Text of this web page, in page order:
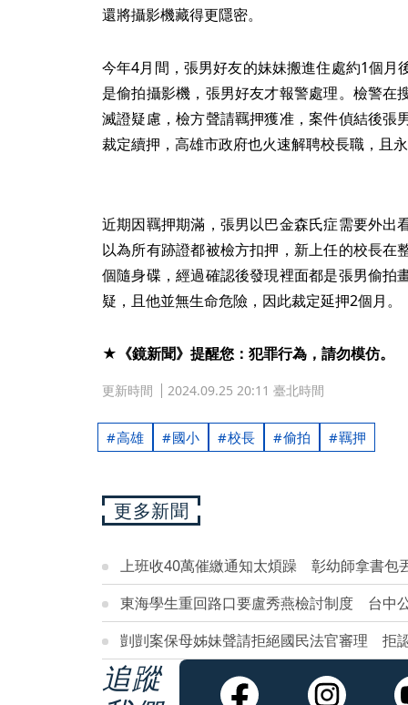
還將攝影機藏得更隱密。
今年4月間，張男好友的妹妹搬進住處約1個月
是偷拍攝影機，張男好友才報警處理。檢警在
滅證疑慮，檢方聲請羈押獲准，案件偵結後張
裁定續押，高雄市政府也火速解聘校長職，且
近期因羈押期滿，張男以巴金森氏症需要外出
以為所有跡證都被檢方扣押，新上任的校長在
個隨身碟，經過確認後發現裡面都是張男偷拍
疑，且他並無生命危險，因此裁定延押2個月。
★《鏡新聞》提醒您：犯罪行為，請勿模仿。
更新時間 2024.09.25 20:11 臺北時間
高雄 國小 校長 偷拍 羈押
更多新聞
上班收40萬催繳通知太煩躁 彰幼師拿書包
東海學生重回路口要盧秀燕檢討制度 台中
剴剴案保母姊妹聲請拒絕國民法官審理 拒
追蹤